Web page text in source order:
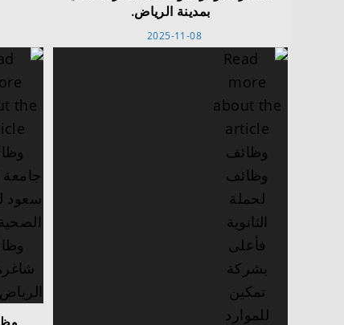
بمدينة الرياض.
2025-11-08